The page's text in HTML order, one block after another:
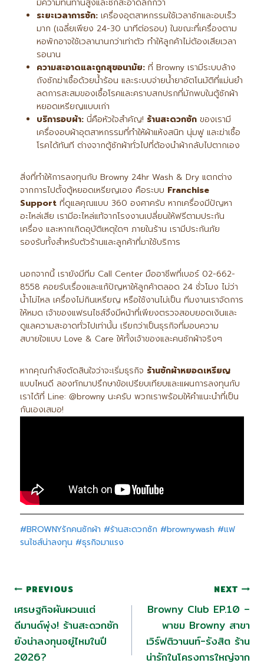
มีความทนทานสูงและซักสะอาดลึกกว่า
ระยะเวลาการซัก: เครื่องอุตสาหกรรมใช้เวลาซักและอบเร็ว
มาก (เฉลี่ยเพียง 24-30 นาทีต่อรอบ) ในขณะที่เครื่องตาม
หอพักอาจใช้เวลานานกว่าเท่าตัว ทำให้ลูกค้าไม่ต้องเสียเวลา
รอนาน
ความสะอาดและถูกสุขอนามัย: ที่ Browny เรามีระบบล้าง
ถังซักฆ่าเชื้อด้วยน้ำร้อน และระบบจ่ายน้ำยาอัตโนมัติที่แม่นยำ
ลดการสะสมของเชื้อโรคและคราบสกปรกที่มักพบในตู้ซักผ้า
หยอดเหรียญแบบเก่า
บริการอบผ้า: นี่คือหัวใจสำคัญ! ร้านสะดวกซัก ของเรามี
เครื่องอบผ้าอุตสาหกรรมที่ทำให้ผ้าแห้งสนิท นุ่มฟู และฆ่าเชื้อ
โรคได้ทันที ต่างจากตู้ซักผ้าทั่วไปที่ต้องนำผ้ากลับไปตากเอง
สิ่งที่ทำให้การลงทุนกับ Browny 24hr Wash & Dry แตกต่าง
จากการไปตั้งตู้หยอดเหรียญเอง คือระบบ Franchise
Support ที่ดูแลคุณแบบ 360 องศาครับ หากเครื่องมีปัญหา
อะไหล่เสีย เรามีอะไหล่แท้จากโรงงานเปลี่ยนให้ฟรีตามประกัน
เครื่อง และหากเกิดอุบัติเหตุใดๆ ภายในร้าน เรามีประกันภัย
รองรับทั้งสำหรับตัวร้านและลูกค้าที่มาใช้บริการ
นอกจากนี้ เรายังมีทีม Call Center มืออาชีพที่เบอร์ 02-662-
8558 คอยรับเรื่องและแก้ปัญหาให้ลูกค้าตลอด 24 ชั่วโมง ไม่ว่า
น้ำไม่ไหล เครื่องไม่กินเหรียญ หรือใช้งานไม่เป็น ทีมงานเราจัดการ
ให้หมด เจ้าของแฟรนไชส์จึงมีหน้าที่เพียงตรวจสอบยอดเงินและ
ดูแลความสะอาดทั่วไปเท่านั้น เรียกว่าเป็นธุรกิจที่มอบความ
สบายใจแบบ Love & Care ให้ทั้งเจ้าของและคนซักผ้าจริงๆ
หากคุณกำลังตัดสินใจว่าจะเริ่มธุรกิจ ร้านซักผ้าหยอดเหรียญ
แบบไหนดี ลองทักมาปรึกษาข้อเปรียบเทียบและแผนการลงทุนกับ
เราได้ที่ Line: @browny นะครับ พวกเราพร้อมให้คำแนะนำที่เป็น
กันเองเสมอ!
#BROWNYรักคนซักผ้า #ร้านสะดวกซัก #brownywash #แฟ
รนไชส์น่าลงทุน #ธุรกิจมาแรง
PREVIOUS
เศรษฐกิจผันผวนแต่
ดีมานด์พุ่ง! ร้านสะดวกซัก
ยังน่าลงทุนอยู่ไหมในปี
2026?
NEXT
Browny Club EP.10 –
พาชม Browny สาขา
เวิร์ฟติวานนท์-รังสิต ร้าน
น่ารักในโครงการใหญ่จาก